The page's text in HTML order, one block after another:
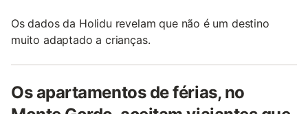
Os dados da Holidu revelam que não é um destino
muito adaptado a crianças.
Os apartamentos de férias, no